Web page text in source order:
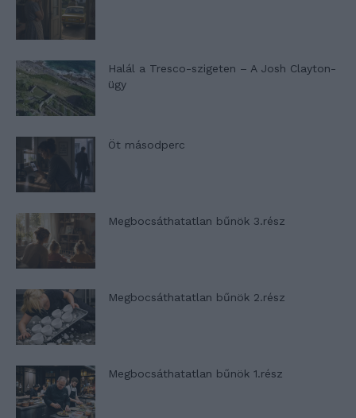
Halál a Tresco-szigeten – A Josh Clayton-
ügy
Öt másodperc
Megbocsáthatatlan bűnök 3.rész
Megbocsáthatatlan bűnök 2.rész
Megbocsáthatatlan bűnök 1.rész